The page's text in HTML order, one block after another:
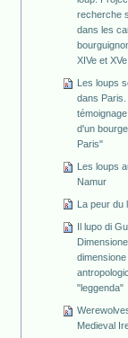
recherche
dans les
XIVe et
Les loups
dans Paris.
d'un
Paris"
Les loups
Namur
La peur du
Il lupo di
dimensione
"leggenda"
Medieval